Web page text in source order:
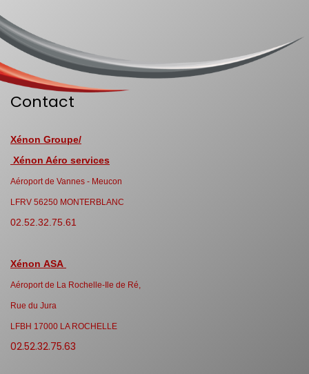
Contact
Xénon Groupe/
Xénon Aéro services
Aéroport de Vannes - Meucon
LFRV 56250 MONTERBLANC
02.52.32.75.61
Xénon ASA
Aéroport de La Rochelle-Ile de Ré,
Rue du Jura
LFBH 17000 LA ROCHELLE
02.52.32.75.63